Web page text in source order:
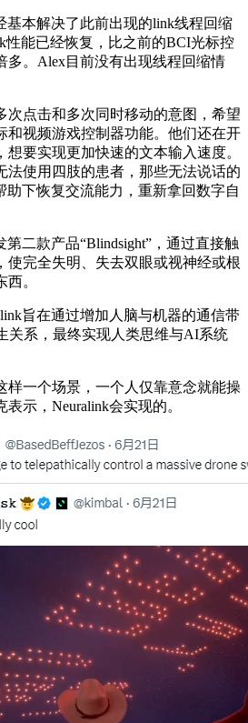
本解决了此前出现的link线程回缩
性能已经恢复，比之前的BCI光标控
多。Alex目前没有出现线程回缩情
点击和多次同时移动的意图，希望
和视频游戏控制器功能。他们还在开
要实现更加快速的文本输入速度。
法使用四肢的患者，那些无法说话的
助下恢复交流能力，重新拿回数字自
二款产品“Blindsight”，通过直接触
使完全失明、失去双眼或视神经或根
。
旨在通过增加人脑与机器的通信带
关系，最终实现人类思维与AI系统
一个场景，一个人仅靠意念就能操
示，Neuralink会实现的。